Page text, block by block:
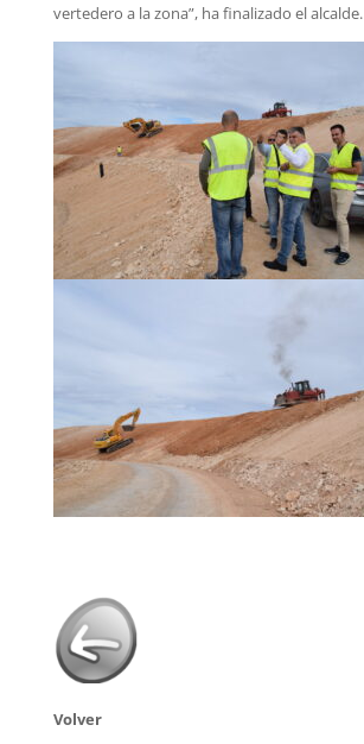
vertedero a la zona”, ha finalizado el alcalde.
Volver